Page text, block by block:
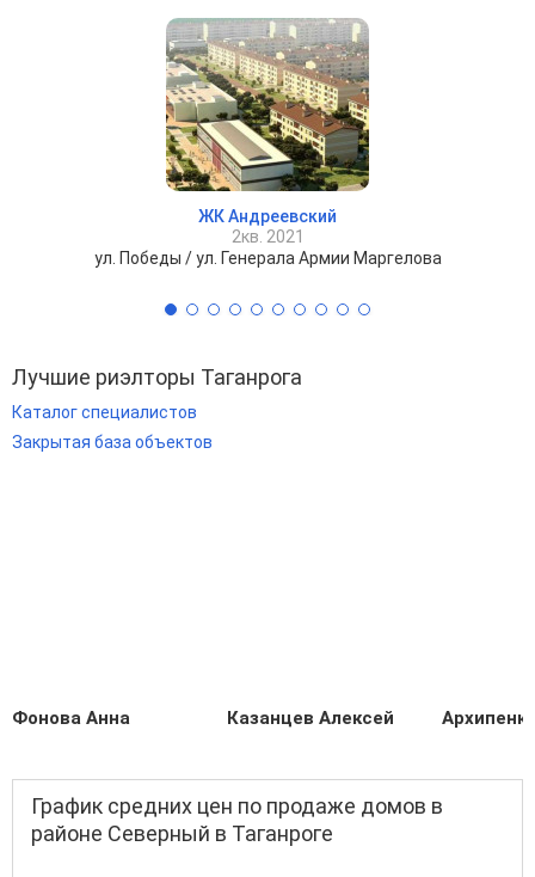
ЖК Андреевский
2кв. 2021
ул. Победы / ул. Генерала Армии Маргелова
Лучшие риэлторы Таганрога
Каталог специалистов
Закрытая база объектов
Фонова Анна Казанцев Алексей
График средних цен по продаже домов в
районе Северный в Таганроге